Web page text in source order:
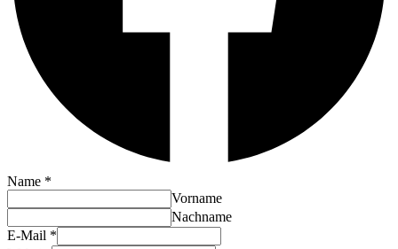
Name *
Vorname
Nachname
E-Mail *